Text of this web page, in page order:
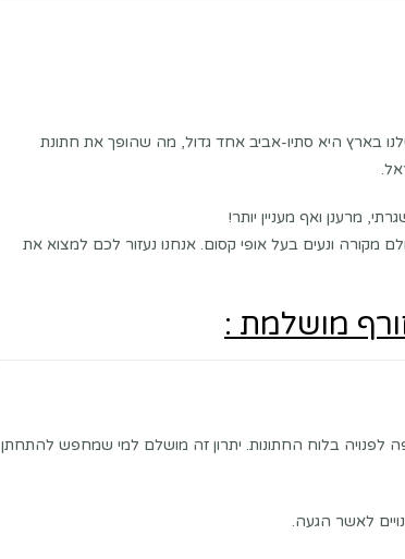
בארץ היא סתיו-אביב אחד גדול, מה שהופך את חתונת
מרענן ואף מעניין יותר!
מקורה ונעים בעל אופי קסום. אנחנו נעזור לכם למצוא את
לפנויה בלוח החתונות. יתרון זה מושלם למי שמחפש להתחתן
לאשר הגעה.